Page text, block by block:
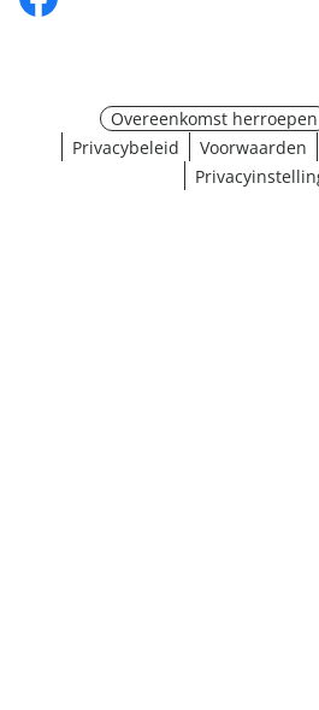
Overeenkomst herroepen
Privacybeleid
Voorwaarden